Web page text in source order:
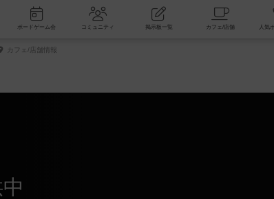
着レビュー ボードゲーム会 コミュニティ 掲示板一覧 カ
カフェ/店舗情報